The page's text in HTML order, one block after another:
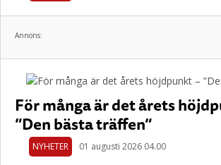
Annons:
För många är det årets
”Den bästa träffen”
NYHETER 01 augusti 2026 04.00